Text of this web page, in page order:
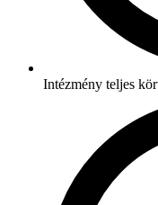
Intézmény teljes